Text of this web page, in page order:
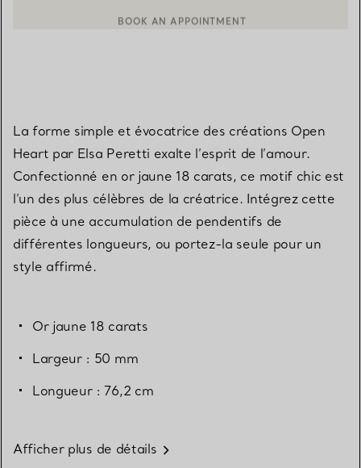
La forme simple et évocatrice des créations Open
Heart par Elsa Peretti exalte l’esprit de l’amour.
Confectionné en or jaune 18 carats, ce motif chic est
l’un des plus célèbres de la créatrice. Intégrez cette
pièce à une accumulation de pendentifs de
différentes longueurs, ou portez-la seule pour un
style affirmé.
Or jaune 18 carats
Largeur : 50 mm
Longueur : 76,2 cm
Afficher plus de détails